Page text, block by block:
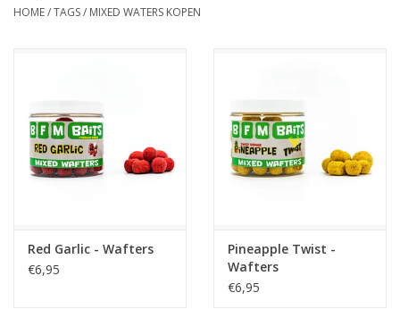
Bucket Deals
Bulk Deals
Nieuws
HOME/TAGS/ MIXED WATERS KOPEN
Red Garlic - Wafters
€6,95
Pineapple Twist -
Wafters
€6,95